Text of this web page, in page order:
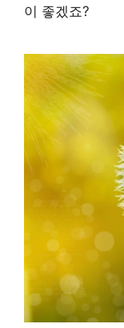
이 좋겠죠?